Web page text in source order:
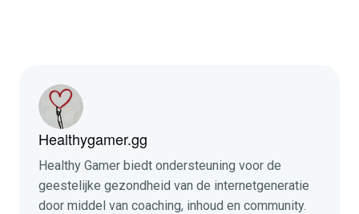
Healthygamer.gg
Healthy Gamer biedt ondersteuning voor de
geestelijke gezondheid van de internetgeneratie
door middel van coaching, inhoud en community.